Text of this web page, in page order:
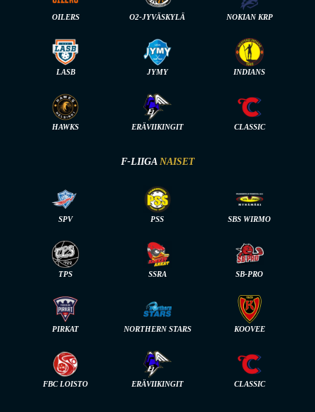
OILERS O2-JYVÄSKYLÄ NOKIAN KRP
LASB JYMY INDIANS
HAWKS ERÄVIIKINGIT CLASSIC
F-LIIGA NAISET
SPV PSS SBS WIRMO
TPS SSRA SB-PRO
PIRKAT NORTHERN STARS KOOVEE
FBC LOISTO ERÄVIIKINGIT CLASSIC